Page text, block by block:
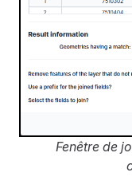
Fenêtre de